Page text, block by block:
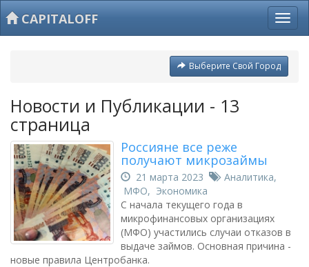
CAPITALOFF
Выберите Свой Город
Новости и Публикации - 13
страница
Россияне все реже
получают микрозаймы
21 марта 2023 Аналитика,
МФО, Экономика
С начала текущего года в
микрофинансовых организациях
(МФО) участились случаи отказов в
выдаче займов. Основная причина -
новые правила Центробанка.